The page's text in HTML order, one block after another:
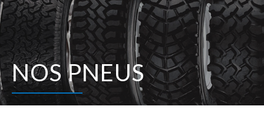
NOS PNEUS